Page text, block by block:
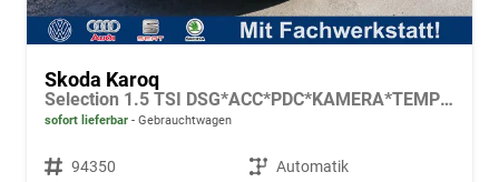
Skoda Karoq
Selection 1.5 TSI DSG*ACC*PDC*KAMERA*TEMPOMAT*LED*SMARTLINK*KLIMA*RADIO*17-ZOLL
sofort lieferbar Gebrauchtwagen
Fahrzeugnr. 94350 Getriebe Automatik